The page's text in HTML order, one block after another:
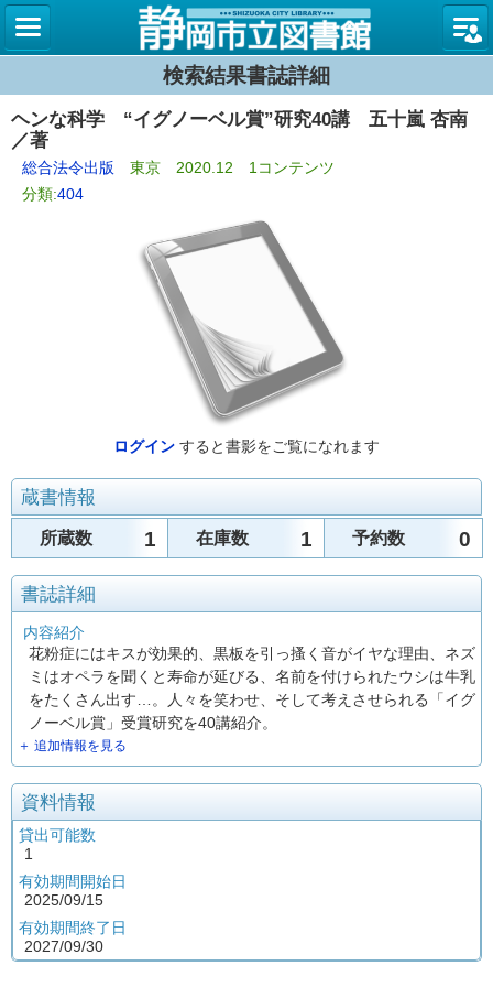
図書館
検索結果書誌詳細
ヘンな科学 “イグノーベル賞”研究40講 五十嵐 杏南
／著
総合法令出版 東京 2020.12 1コンテンツ
分類:404
ログイン すると書影をご覧になれます
蔵書情報
所蔵数 1 在庫数 1 予約数 0
書誌詳細
内容紹介
花粉症にはキスが効果的、黒板を引っ搔く音がイヤな理由、ネズ
ミはオペラを聞くと寿命が延びる、名前を付けられたウシは牛乳
をたくさん出す…。人々を笑わせ、そして考えさせられる「イグ
ノーベル賞」受賞研究を40講紹介。
＋ 追加情報を見る
資料情報
貸出可能数
1
有効期間開始日
2025/09/15
有効期間終了日
2027/09/30